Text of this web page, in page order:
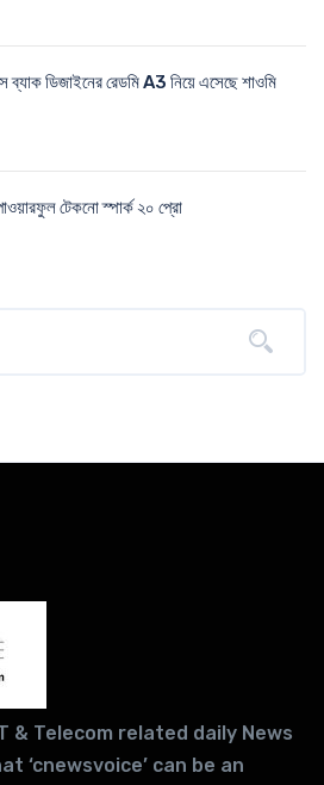
ব্যাক ডিজাইনের রেডমি A3 নিয়ে এসেছে শাওমি
টেকনো স্পার্ক ২০ প্রো
& Telecom related daily News
‘cnewsvoice’ can be an